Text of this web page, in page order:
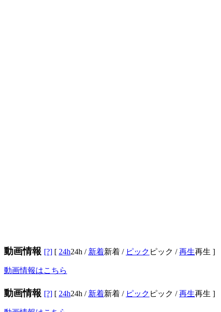
動画情報 [?] [ 24h24h / 新着新着 / ピック ピック /再生再生 ]
動画情報はこちら
動画情報 [?] [ 24h24h / 新着新着 / ピック ピック /再生再生 ]